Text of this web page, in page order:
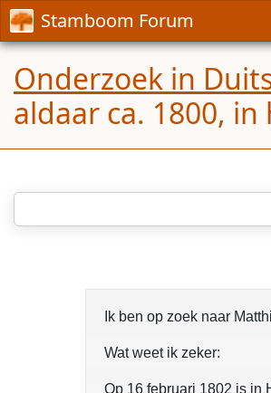
Stamboom Forum
Onderzoek in
aldaar ca. 1800,
Ik ben op zoek naar
Wat weet ik zeker:
Op 16 februari 1802 is in